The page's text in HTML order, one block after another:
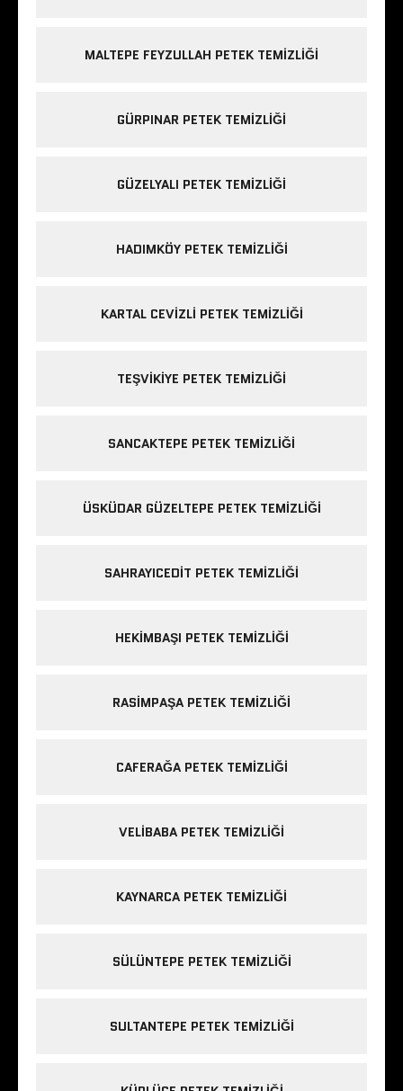
MALTEPE FEYZULLAH PETEK TEMIZLIĞI
GÜRPINAR PETEK TEMIZLIĞI
GÜZELYALI PETEK TEMIZLIĞI
HADIMKÖY PETEK TEMIZLIĞI
KARTAL CEVIZLI PETEK TEMIZLIĞI
TEŞVIKIYE PETEK TEMIZLIĞI
SANCAKTEPE PETEK TEMIZLIĞI
ÜSKÜDAR GÜZELTEPE PETEK TEMIZLIĞI
SAHRAYICEDIT PETEK TEMIZLIĞI
HEKIMBAŞI PETEK TEMIZLIĞI
RASIMPAŞA PETEK TEMIZLIĞI
CAFERAĞA PETEK TEMIZLIĞI
VELIBABA PETEK TEMIZLIĞI
KAYNARCA PETEK TEMIZLIĞI
SÜLÜNTEPE PETEK TEMIZLIĞI
SULTANTEPE PETEK TEMIZLIĞI